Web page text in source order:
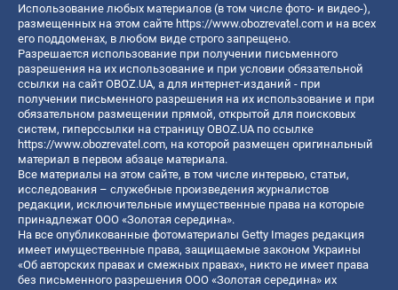
Использование любых материалов (в том числе фото- и видео-),
размещенных на этом сайте https://www.obozrevatel.com и на всех
его поддоменах, в любом виде строго запрещено.
Разрешается использование при получении письменного
разрешения на их использование и при условии обязательной
ссылки на сайт OBOZ.UA, а для интернет-изданий - при
получении письменного разрешения на их использование и при
обязательном размещении прямой, открытой для поисковых
систем, гиперссылки на страницу OBOZ.UA по ссылке
https://www.obozrevatel.com, на которой размещен оригинальный
материал в первом абзаце материала.
Все материалы на этом сайте, в том числе интервью, статьи,
исследования – служебные произведения журналистов
редакции, исключительные имущественные права на которые
принадлежат ООО «Золотая середина».
На все опубликованные фотоматериалы Getty Images редакция
имеет имущественные права, защищаемые законом Украины
«Об авторских правах и смежных правах», никто не имеет права
без письменного разрешения ООО «Золотая середина» их